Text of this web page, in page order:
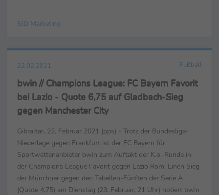
SID Marketing
22.02.2021 Fußball
bwin // Champions League: FC Bayern Favorit
bei Lazio - Quote 6,75 auf Gladbach-Sieg
gegen Manchester City
Gibraltar, 22. Februar 2021 (pps) - Trotz der Bundesliga-
Niederlage gegen Frankfurt ist der FC Bayern für
Sportwettenanbieter bwin zum Auftakt der K.o.-Runde in
der Champions League Favorit gegen Lazio Rom. Einen Sieg
der Münchner gegen den Tabellen-Fünften der Serie A
(Quote 4,75) am Dienstag (23. Februar, 21 Uhr) notiert bwin